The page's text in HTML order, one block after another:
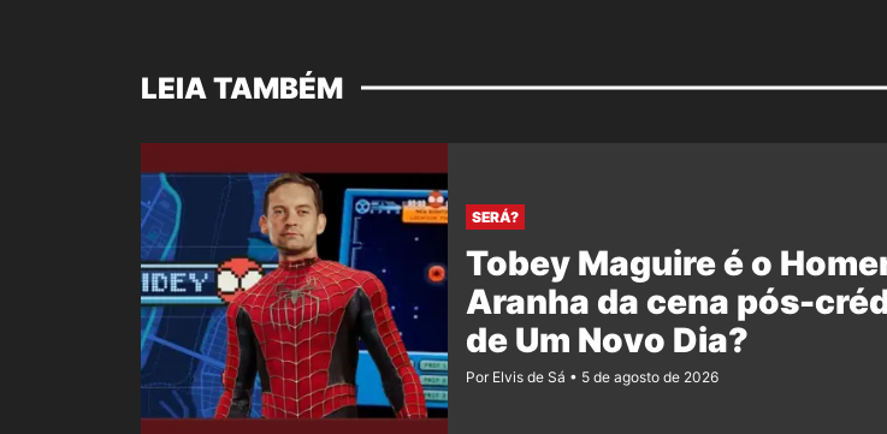
LEIA TAMBÉM
SERÁ?
Tobey Maguire é o
Aranha da cena pós-
de Um Novo Dia?
Por Elvis de Sá 5 de agosto de 2026